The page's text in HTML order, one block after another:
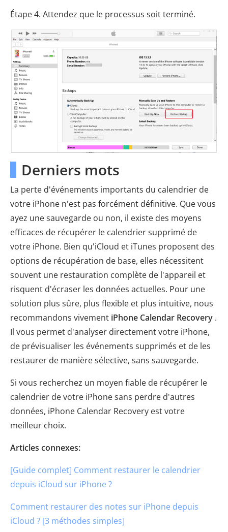
Étape 4. Attendez que le processus soit terminé.
Derniers mots
La perte d'événements importants du calendrier de
votre iPhone n'est pas forcément définitive. Que vous
ayez une sauvegarde ou non, il existe des moyens
efficaces de récupérer le calendrier supprimé de
votre iPhone. Bien qu'iCloud et iTunes proposent des
options de récupération de base, elles nécessitent
souvent une restauration complète de l'appareil et
risquent d'écraser les données actuelles. Pour une
solution plus sûre, plus flexible et plus intuitive, nous
recommandons vivement iPhone Calendar Recovery .
Il vous permet d'analyser directement votre iPhone,
de prévisualiser les événements supprimés et de les
restaurer de manière sélective, sans sauvegarde.
Si vous recherchez un moyen fiable de récupérer le
calendrier de votre iPhone sans perdre d'autres
données, iPhone Calendar Recovery est votre
meilleur choix.
Articles connexes:
[Guide complet] Comment restaurer le calendrier
depuis iCloud sur iPhone ?
Comment restaurer des notes sur iPhone depuis
iCloud ? [3 méthodes simples]